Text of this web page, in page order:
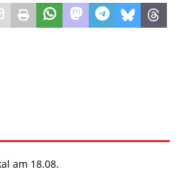
am 18.08.